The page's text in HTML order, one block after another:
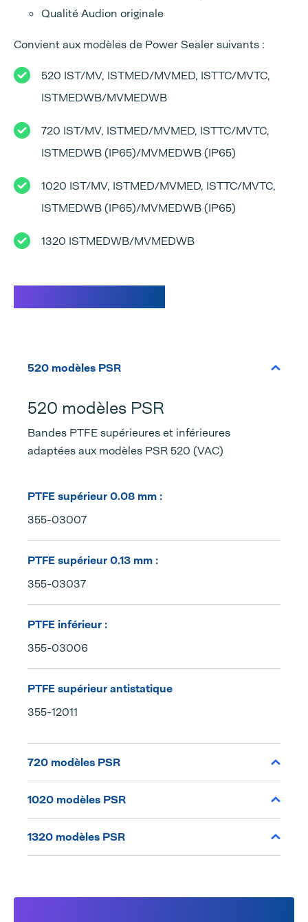
Qualité Audion originale
Convient aux modèles de Power Sealer suivants :
520 IST/MV, ISTMED/MVMED, ISTTC/MVTC,
ISTMEDWB/MVMEDWB
720 IST/MV, ISTMED/MVMED, ISTTC/MVTC,
ISTMEDWB (IP65)/MVMEDWB (IP65)
1020 IST/MV, ISTMED/MVMED, ISTTC/MVTC,
ISTMEDWB (IP65)/MVMEDWB (IP65)
1320 ISTMEDWB/MVMEDWB
520 modèles PSR
520 modèles PSR
Bandes PTFE supérieures et inférieures
adaptées aux modèles PSR 520 (VAC)
PTFE supérieur 0.08 mm :
355-03007
PTFE supérieur 0.13 mm :
355-03037
PTFE inférieur :
355-03006
PTFE supérieur antistatique
355-12011
720 modèles PSR
1020 modèles PSR
1320 modèles PSR